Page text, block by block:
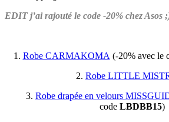
EDIT j’ai rajouté le code -20% chez Asos
1. Robe CARMAKOMA (-20% avec le
2. Robe LITTLE
3. Robe drapée en velours
code LBDBB15)